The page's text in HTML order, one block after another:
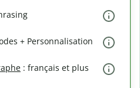
+ Personnalisation
: français et plus